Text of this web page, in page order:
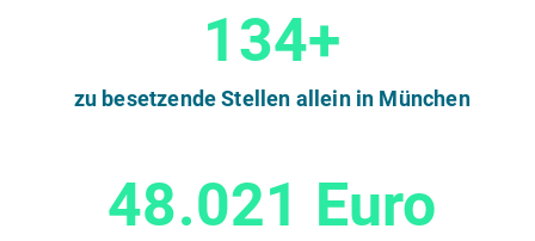
134+
zu besetzende Stellen allein in München
48.021 Euro